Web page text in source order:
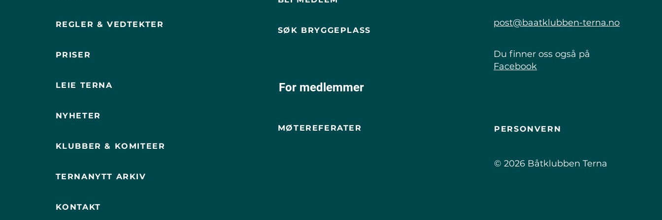
REGLER & VEDTEKTER
PRISER
LEIE TERNA
NYHETER
KLUBBER & KOMITEER
TERNANYTT ARKIV
KONTAKT
SØK BRYGGEPLASS
For medlemmer
MØTEREFERATER
post@baatklubben-terna.no
Du finner oss også på
Facebook
PERSONVERN
© 2026 Båtklubben Terna